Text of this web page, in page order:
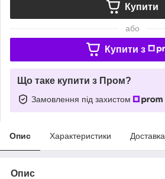
Купити
або
Купити з
Що таке купити з Пром?
Замовлення під захистом
Опис Характеристики Доставка
Опис